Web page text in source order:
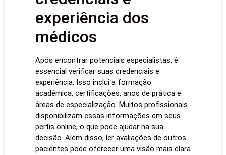
experiência dos
médicos
Após encontrar potenciais especialistas, é
essencial verificar suas credenciais e
experiência. Isso inclui a formação
acadêmica, certificações, anos de prática e
áreas de especialização. Muitos profissionais
disponibilizam essas informações em seus
perfis online, o que pode ajudar na sua
decisão. Além disso, ler avaliações de outros
pacientes pode oferecer uma visão mais clara